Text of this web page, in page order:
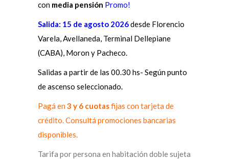
con media pensión Promo!
Salida: 15 de agosto 2026desde Florencio
Varela, Avellaneda, Terminal Dellepiane
(CABA), Moron y Pacheco.
Salidas a partir de las 00.30 hs- Según punto
de ascenso seleccionado.
Pagá en3 y 6 cuotasfijas con tarjeta de
crédito. Consultá promociones bancarias
disponibles.
Tarifa por persona en habitación doble sujeta